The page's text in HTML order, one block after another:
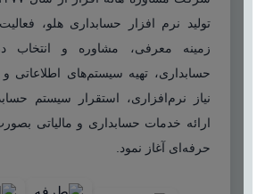
تولید نرم افزار حسابداری هلو،
زمینه معرفی، مشاوره و انتخاب
حسابداری، تهیه سیستم‌های اطلاعاتی و
نیاز نرم‌افزاری، استقرار سیستم
ارائه خدمات حسابداری و مالیاتی
حرفه‌ای آغاز نمود.